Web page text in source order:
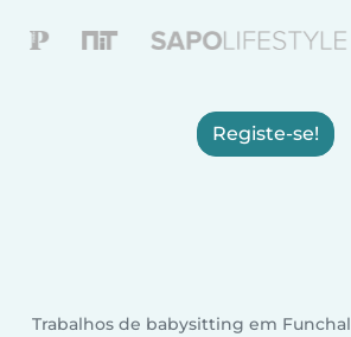
Registe-se!
Trabalhos de babysitting em Funchal